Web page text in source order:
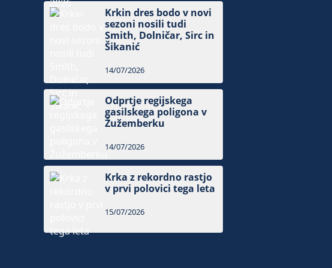
Krkin dres bodo v novi
sezoni nosili tudi
Smith, Dolničar, Sirc in
Šikanić
14/07/2026
Odprtje regijskega
gasilskega poligona v
Žužemberku
14/07/2026
Krka z rekordno rastjo
v prvi polovici tega leta
15/07/2026